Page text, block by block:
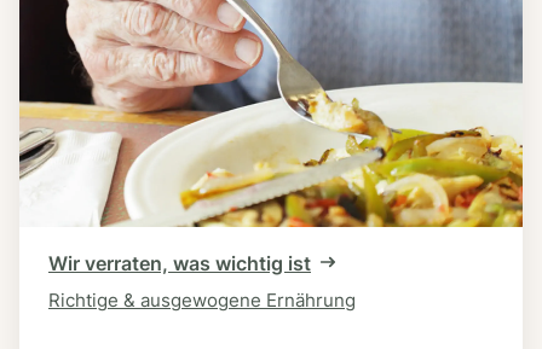
Wir verraten, was wichtig ist
Richtige & ausgewogene Ernährung